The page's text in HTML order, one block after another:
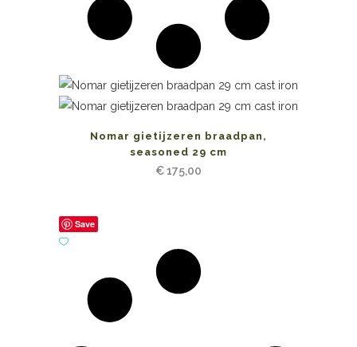
Nomar gietijzeren braadpan,
seasoned 29 cm
€175,00
Save